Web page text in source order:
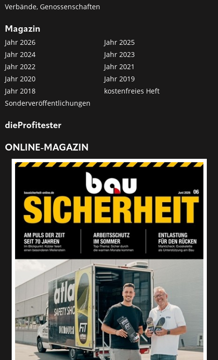
Verbände, Genossenschaften
Magazin
Jahr 2026
Jahr 2025
Jahr 2024
Jahr 2023
Jahr 2022
Jahr 2021
Jahr 2020
Jahr 2019
Jahr 2018
kostenfreies Heft
Sonderveröffentlichungen
dieProfitester
ONLINE-MAGAZIN